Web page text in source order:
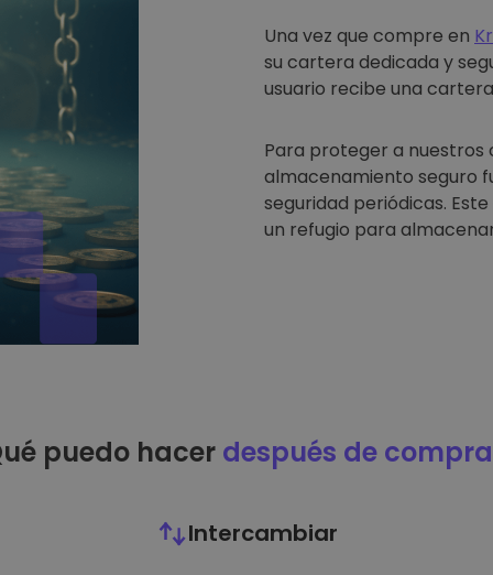
Una vez que compre en
su cartera dedicada y
usuario recibe una
Para proteger a nuestros
almacenamiento seguro
seguridad periódicas.
un refugio para
puedo hacer después de
Intercambiar